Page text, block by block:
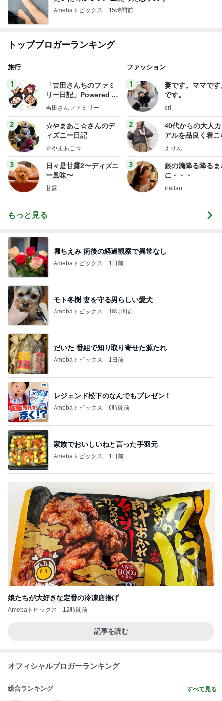
Amebaトピックス 15時間前
トップブロガーランキング
旅行
1
「吉田さんちのファミ
リー日記」Powered b
y Ameba 吉田さんファ
ログ
吉田さんファミリー
2
☆やまあこ☆さんのデ
ィズニー日記
☆やまあこ☆
3
日々是甘露2〜ディズニ
ー風味〜
甘露
ファッション
1
妻です。ママです
です。
eri.
2
40代からの大人
アルを品良く着こ
ファッションブロ
えりん
3
銀の滴降る降るま
に・・・
illallan
もっと見る
堀ちえみ 術後の経過観察で異常なし
Amebaトピックス 1日前
モト冬樹 妻を守る男らしい愛犬
Amebaトピックス 18時間前
だいた 番組で知り取り寄せた源たれ
Amebaトピックス 1日前
レジェンド松下のなんでもプレゼン！
Amebaトピックス 6時間前
家族でおいしいねと言った手羽元
Amebaトピックス 1日前
娘たちが大好きな定番の冷凍唐揚げ
Amebaトピックス 12時間前
記事を読む
オフィシャルブロガーランキング
総合ランキング すべて見る